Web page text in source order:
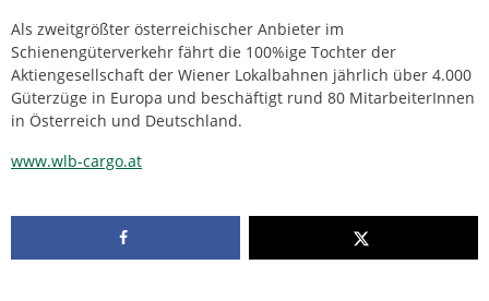
Als zweitgrößter österreichischer Anbieter im
Schienengüterverkehr fährt die 100%ige Tochter der
Aktiengesellschaft der Wiener Lokalbahnen jährlich über 4.000
Güterzüge in Europa und beschäftigt rund 80 MitarbeiterInnen
in Österreich und Deutschland.
www.wlb-cargo.at